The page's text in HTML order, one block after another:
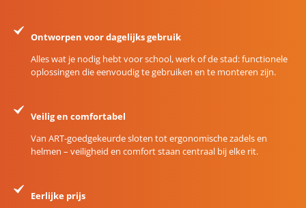
Ontworpen voor dagelijks gebruik
Alles wat je nodig hebt voor school, werk of de stad: functionele
oplossingen die eenvoudig te gebruiken en te monteren zijn.
Veilig en comfortabel
Van ART-goedgekeurde sloten tot ergonomische zadels en
helmen – veiligheid en comfort staan centraal bij elke rit.
Eerlijke prijs